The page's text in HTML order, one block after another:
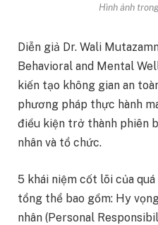
Hình ảnh
Diễn giả Dr. Wali
Behavioral and Mental
kiến tạo không gian an
phương pháp thực hành
điều kiện trở thành phiên
nhân và tổ chức.
5 khái niệm cốt lõi của
tổng thể bao gồm: Hy
nhân (Personal